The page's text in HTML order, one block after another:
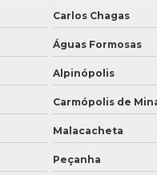
Carlos Chagas
Águas Formosas
Alpinópolis
Carmópolis de
Malacacheta
Peçanha